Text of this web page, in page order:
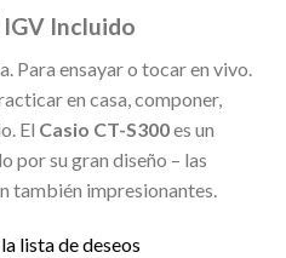
750.00.
IGV Incluido
Para ensayar o tocar en vivo.
en casa, componer,
El Casio CT-S300es un
por su gran diseño – las
también impresionantes.
lista de deseos